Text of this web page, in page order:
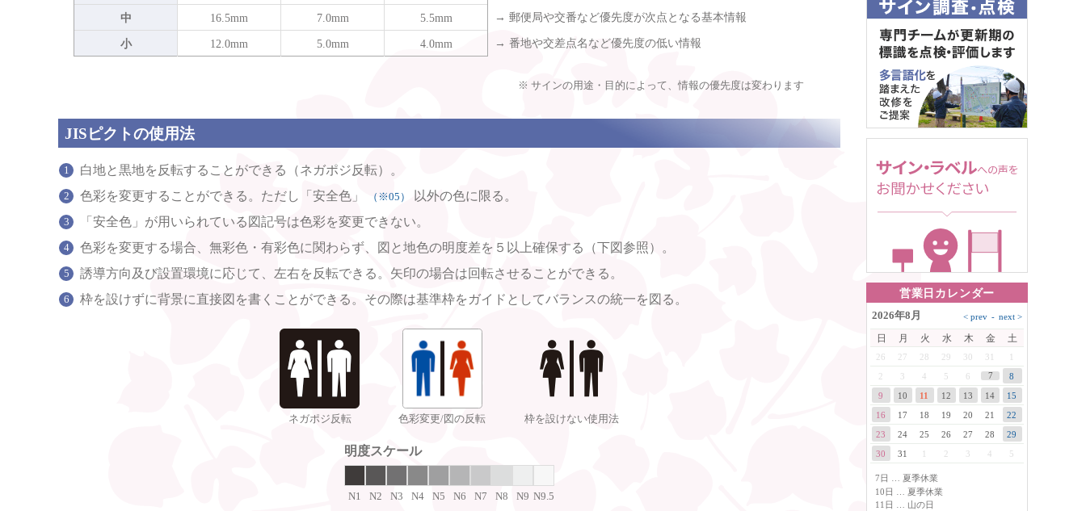
中 16.5mm 7.0mm 5.5mm → 郵便局や交番など優先度が次点となる基本情報
小 12.0mm 5.0mm 4.0mm → 番地や交差点名など優先度の低い情報
サインの用途・目的によって、情報の優先度は変わります
JISピクトの使用法
白地と黒地を反転することができる（ネガポジ反転）。
色彩を変更することができる。ただし「安全色」
（※05）
以外の色に限る。
「安全色」が用いられている図記号は色彩を変更できない。
色彩を変更する場合、無彩色・有彩色に関わらず、図と地色の明度差を５以上確保する（下図参照）。
誘導方向及び設置環境に応じて、左右を反転できる。矢印の場合は回転させることができる。
枠を設けずに背景に直接図を書くことができる。その際は基準枠をガイドとしてバランスの統一を図る。
ネガポジ反転 色彩変更/図の反転 枠を設けない使用法
明度スケール
N1 N2 N3 N4 N5 N6 N7 N8 N9 N9.5
営業日カレンダー
2026年8月
日 月 火 水 木 金 土
26 27 28 29 30 31
1
3 4 5 6 7
8
9
10 11 12 13 14
15
16
17 18 19 20 21
22
23
24 25 26 27 28
29
30
31 1 3 4 5
7日 … 夏季休業
10日 … 夏季休業
11日 … 山の日